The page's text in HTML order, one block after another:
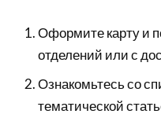
Оформите карту и
отделений или с
Ознакомьтесь со
тематической